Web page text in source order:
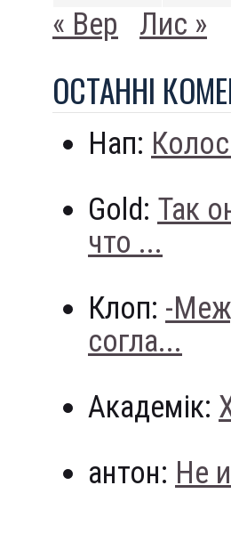
« Вер Лис »
ОСТАННI
Нап:
Gold: Так
что ...
Клоп: -
согла...
Академік:
антон: Не